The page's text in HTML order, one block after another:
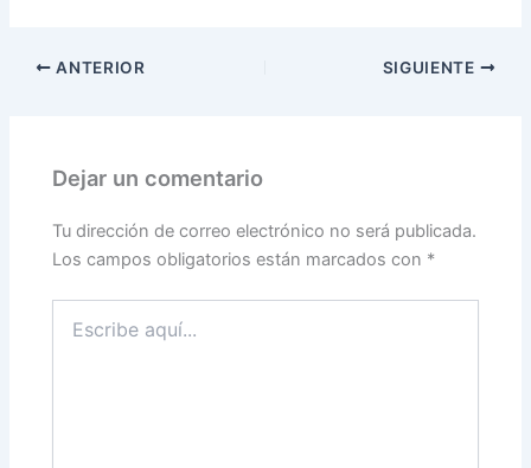
ANTERIOR SIGUIENTE
Dejar un comentario
Tu dirección de correo electrónico no será publicada.
Los campos obligatorios están marcados con *
aquí...